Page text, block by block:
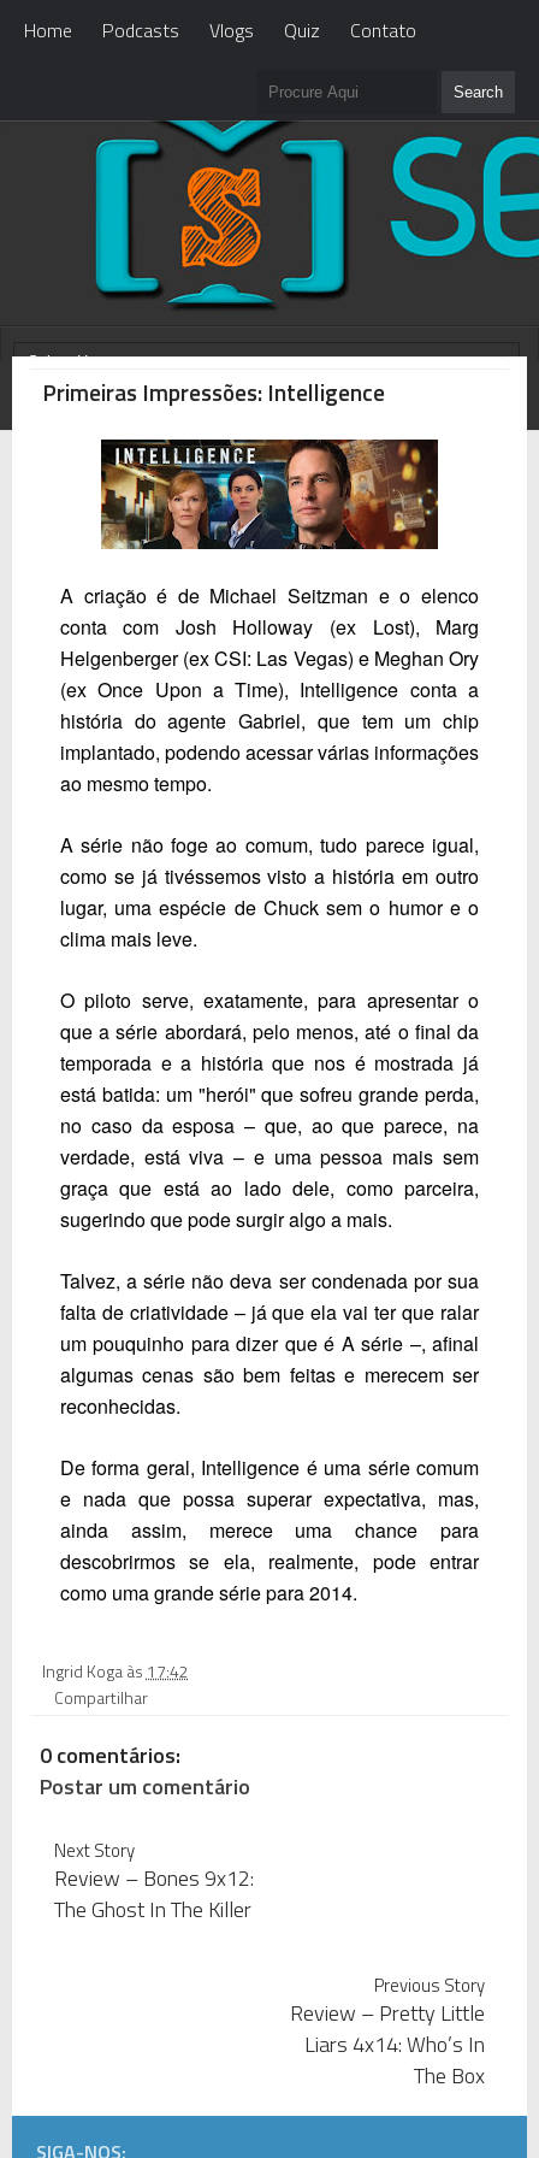
Home Podcasts Vlogs Quiz Contato
WHAT'S NEW? Loading...
Primeiras Impressões: Intelligence
A criação é de Michael Seitzman e o elenco
conta com Josh Holloway (ex Lost), Marg
Helgenberger(ex CSI: Las Vegas) e Meghan Ory
(ex Once Upon a Time), Intelligence conta a
história do agente Gabriel, que tem um chip
implantado, podendo acessar várias informações
ao mesmo tempo.
A série não foge ao comum, tudo parece igual,
como se já tivéssemos visto a história em outro
lugar, uma espécie de Chucksem o humor e o
clima mais leve.
O piloto serve, exatamente, para apresentar o
que a série abordará, pelo menos, até o final da
temporada e a história que nos é mostrada já
está batida: um "herói" que sofreu grande perda,
no caso da esposa – que, ao que parece, na
verdade, está viva – e uma pessoa mais sem
graça que está ao lado dele, como parceira,
sugerindo que pode surgir algo a mais.
Talvez, a série não deva ser condenada por sua
falta de criatividade – já que ela vai ter que ralar
um pouquinho para dizer que é A série –, afinal
algumas cenas são bem feitas e merecem ser
reconhecidas.
De forma geral, Intelligence é uma série comum
e nada que possa superar expectativa, mas,
ainda assim, merece uma chance para
descobrirmos se ela, realmente, pode entrar
como uma grande série para 2014.
Ingrid Kogaàs 17:42
Compartilhar
0 comentários:
Postar um comentário
Next Story
Review – Bones 9x12:
The Ghost In The Killer
Previous Story
Review – Pretty Little
Liars 4x14: Who’s In
The Box
SIGA-NOS: